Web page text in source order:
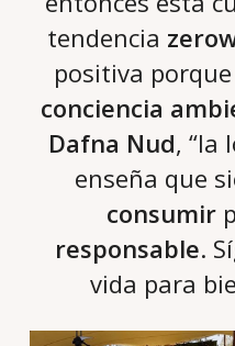
tendencia
positiva
conciencia
Dafna Nud, “la
enseña que
consumir
responsable.
vida para